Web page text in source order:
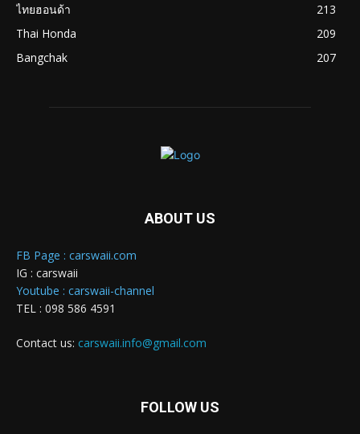
ไทยฮอนด้า
213
Thai Honda
209
Bangchak
207
ABOUT US
FB Page : carswaii.com
IG : carswaii
Youtube : carswaii-channel
TEL : 098 586 4591
Contact us: carswaii.info@gmail.com
FOLLOW US